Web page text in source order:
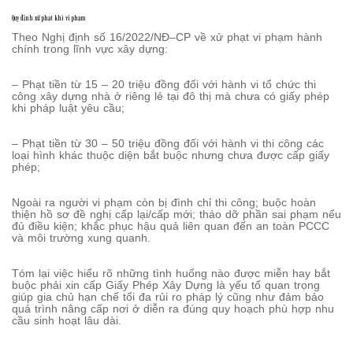
Quy định xử phạt khi vi phạm
Theo Nghị định số 16/2022/NĐ–CP về xử phạt vi phạm hành
chính trong lĩnh vực xây dựng:
– Phạt tiền từ 15 – 20 triệu đồng đối với hành vi tổ chức thi
công xây dựng nhà ở riêng lẻ tại đô thị mà chưa có giấy phép
khi pháp luật yêu cầu;
– Phạt tiền từ 30 – 50 triệu đồng đối với hành vi thi công các
loại hình khác thuộc diện bắt buộc nhưng chưa được cấp giấy
phép;
Ngoài ra người vi phạm còn bị đình chỉ thi công; buộc hoàn
thiện hồ sơ đề nghị cấp lại/cấp mới; tháo dỡ phần sai phạm nếu
đủ điều kiện; khắc phục hậu quả liên quan đến an toàn PCCC
và môi trường xung quanh.
Tóm lại việc hiểu rõ những tình huống nào được miễn hay bắt
buộc phải xin cấp Giấy Phép Xây Dựng là yếu tố quan trọng
giúp gia chủ hạn chế tối đa rủi ro pháp lý cũng như đảm bảo
quá trình nâng cấp nơi ở diễn ra đúng quy hoạch phù hợp nhu
cầu sinh hoạt lâu dài.